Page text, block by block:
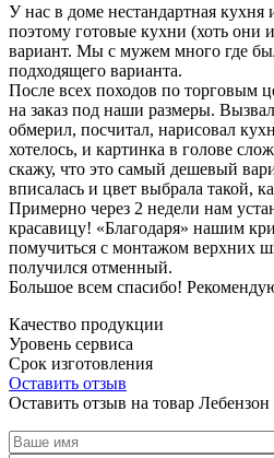
У нас в доме нестандартная кухня
поэтому готовые кухни (хоть
вариант. Мы с мужем много где
подходящего варианта.
После всех походов по торговым
на заказ под наши размеры.
обмерил, посчитал, нарисовал
хотелось, и картинка в голове
скажу, что это самый дешевый
вписалась и цвет выбрала такой,
Примерно через 2 недели нам
красавицу! «Благодаря» нашим
помучиться с монтажом верхних
получился отменный.
Большое всем спасибо!
Качество продукции
Уровень сервиса
Срок изготовления
Оставить отзыв
Оставить отзыв на товар Лебензон